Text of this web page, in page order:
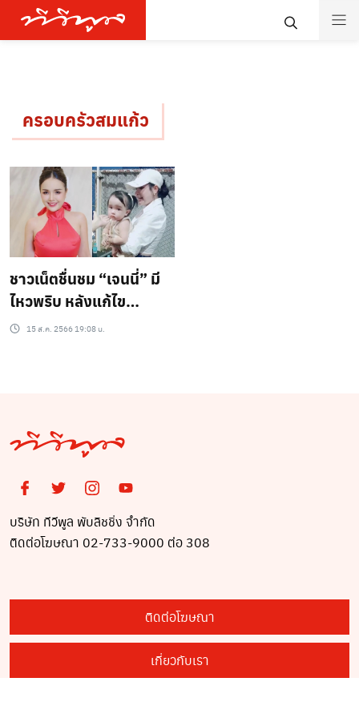
ครอบครัวสมแก้ว
ชาวเน็ตชื่นชม “เจนนี่” มี
ไหวพริบ หลังแก้ไข
สถานการณ์ “น้องยูจิน”
15 ส.ค. 2566 19:08 น.
บริษัท ทีวีพูล พับลิชชิ่ง จำกัด
ติดต่อโฆษณา 02-733-9000 ต่อ 308
ติดต่อโฆษณา
เกี่ยวกับเรา